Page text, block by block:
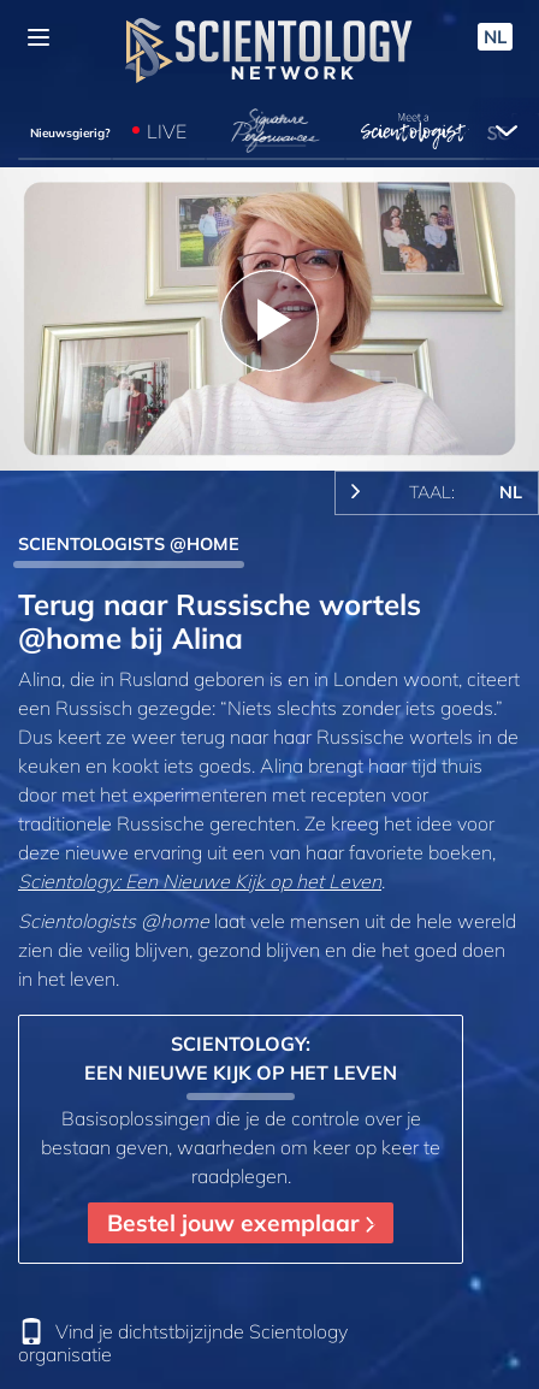
NL
Nieuwsgierig? LIVE
Play
Video
TAAL: NL
SCIENTOLOGISTS @HOME
Terug naar Russische wortels
@home bij Alina
Alina, die in Rusland geboren is en in Londen woont, citeert
een Russisch gezegde: “Niets slechts zonder iets goeds.”
Dus keert ze weer terug naar haar Russische wortels in de
keuken en kookt iets goeds. Alina brengt haar tijd thuis
door met het experimenteren met recepten voor
traditionele Russische gerechten. Ze kreeg het idee voor
deze nieuwe ervaring uit een van haar favoriete boeken,
Scientology: Een Nieuwe Kijk op het Leven.
Scientologists @home laat vele mensen uit de hele wereld
zien die veilig blijven, gezond blijven en die het goed doen
in het leven.
SCIENTOLOGY:
EEN NIEUWE KIJK OP HET LEVEN
Basisoplossingen die je de controle over je
bestaan geven, waarheden om keer op keer te
raadplegen.
Bestel jouw exemplaar
Vind je dichtstbijzijnde Scientology
organisatie